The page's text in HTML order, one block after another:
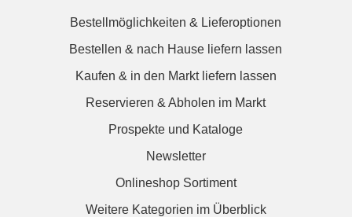
Bestellmöglichkeiten & Lieferoptionen
Bestellen & nach Hause liefern lassen
Kaufen & in den Markt liefern lassen
Reservieren & Abholen im Markt
Prospekte und Kataloge
Newsletter
Onlineshop Sortiment
Weitere Kategorien im Überblick